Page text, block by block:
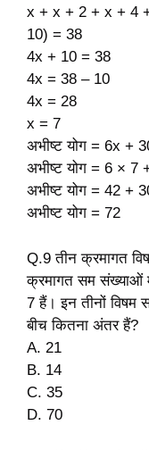
x + x + 2 + x + 4
10) = 38
4x + 10 = 38
4x = 38 – 10
4x = 28
x = 7
अभीष्ट योग = 6x +
अभीष्ट योग = 6 × 7
अभीष्ट योग = 42 +
अभीष्ट योग = 72
Q.9 तीन क्रमागत
क्रमागत सम संख्याओं
7 हैं। इन तीनों
बीच कितना अंतर हैं?
A. 21
B. 14
C. 35
D. 70